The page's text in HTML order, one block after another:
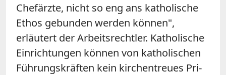
Chefärzte, nicht so eng ans katholische
Ethos gebunden werden können",
erläutert der Arbeitsrechtler. Katholische
Ein­rich­tun­gen kön­nen von ka­tho­li­schen
Füh­rungs­kräf­ten kein kir­chen­treu­es Pri­